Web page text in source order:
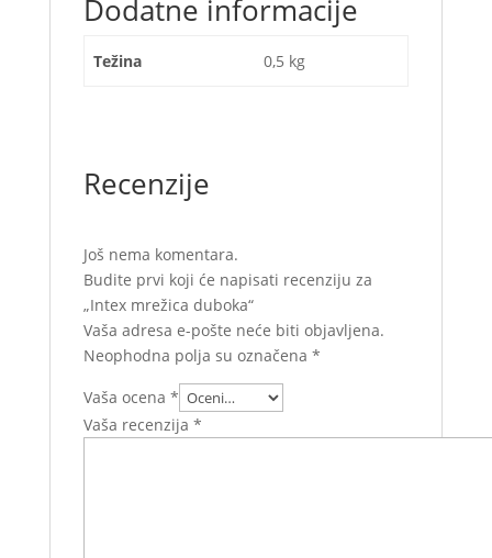
Dodatne informacije
Težina 0,5 kg
Recenzije
Još nema komentara.
Budite prvi koji će napisati recenziju za
„Intex mrežica duboka“
Vaša adresa e-pošte neće biti objavljena.
Neophodna polja su označena *
Vaša ocena *
Vaša recenzija *